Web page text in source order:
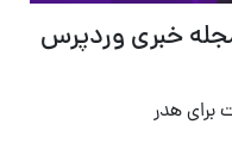
خبری وردپرس